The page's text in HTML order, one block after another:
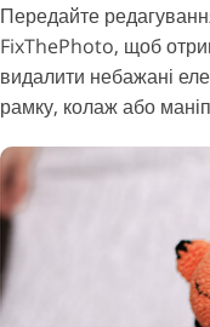
Передайте
FixThePhoto, щоб
видалити небажані
рамку, колаж або